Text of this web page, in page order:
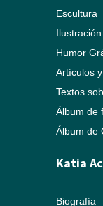
Escultura
Ilustración
Humor
Artículos
Textos
Álbum de
Álbum de
Katia
Biografía